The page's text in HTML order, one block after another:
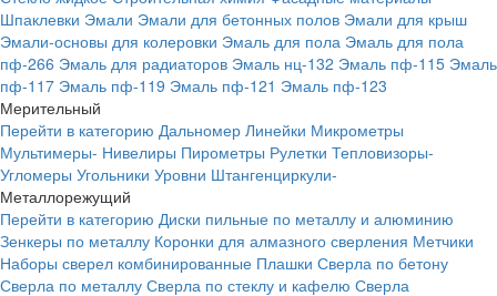
Шпаклевки Эмали Эмали для бетонных полов Эмали для крыш
Эмали-основы для колеровки Эмаль для пола Эмаль для пола
пф-266 Эмаль для радиаторов Эмаль нц-132 Эмаль пф-115 Эмаль
пф-117 Эмаль пф-119 Эмаль пф-121 Эмаль пф-123
Мерительный
Перейти в категорию Дальномер Линейки Микрометры
Мультимеры- Нивелиры Пирометры Рулетки Тепловизоры-
Угломеры Угольники Уровни Штангенциркули-
Металлорежущий
Перейти в категорию Диски пильные по металлу и алюминию
Зенкеры по металлу Коронки для алмазного сверления Метчики
Наборы сверел комбинированные Плашки Сверла по бетону
Сверла по металлу Сверла по стеклу и кафелю Сверла